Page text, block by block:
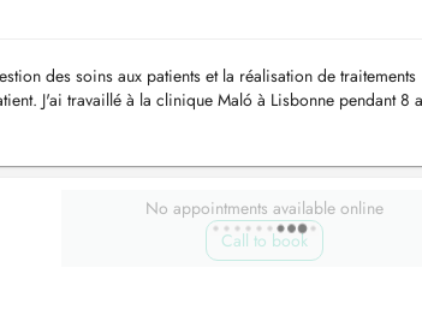
des soins aux patients et la réalisation de traitements
J'ai travaillé à la clinique Maló à Lisbonne pendant 8
No appointments available online
Call to book